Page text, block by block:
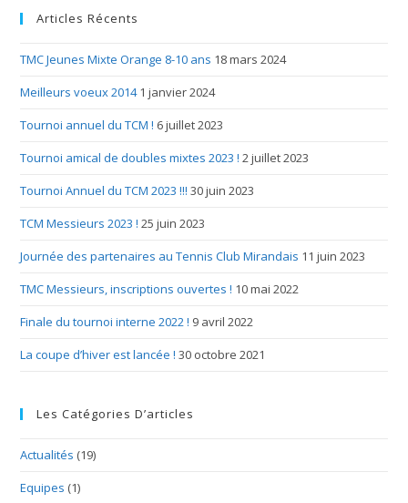
Articles Récents
TMC Jeunes Mixte Orange 8-10 ans 18 mars 2024
Meilleurs voeux 20141 janvier 2024
Tournoi annuel du TCM ! 6 juillet 2023
Tournoi amical de doubles mixtes 2023 ! 2 juillet 2023
Tournoi Annuel du TCM 2023 !!! 30 juin 2023
TCM Messieurs 2023 ! 25 juin 2023
Journée des partenaires au Tennis Club Mirandais 11 juin 2023
TMC Messieurs, inscriptions ouvertes ! 10 mai 2022
Finale du tournoi interne 2022 ! 9 avril 2022
La coupe d’hiver est lancée ! 30 octobre 2021
Les Catégories D’articles
Actualités (19)
Equipes (1)